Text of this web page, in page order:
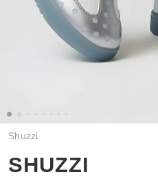
Shuzzi
SHUZZI